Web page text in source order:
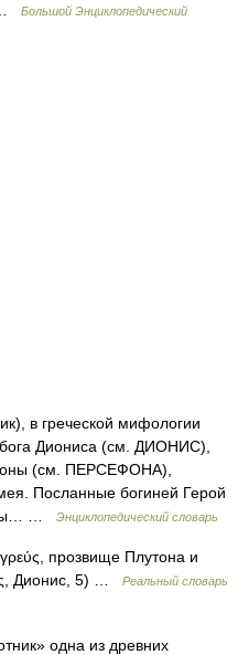
Большой Энциклопедический
в греческой мифологии
Диониса (см. ДИОНИС),
(см. ПЕРСЕФОНА),
Посланные богиней Герой
…
Энциклопедический словарь
прозвище Плутона и
Дионис, 5) …
Реальный словарь
одна из древних